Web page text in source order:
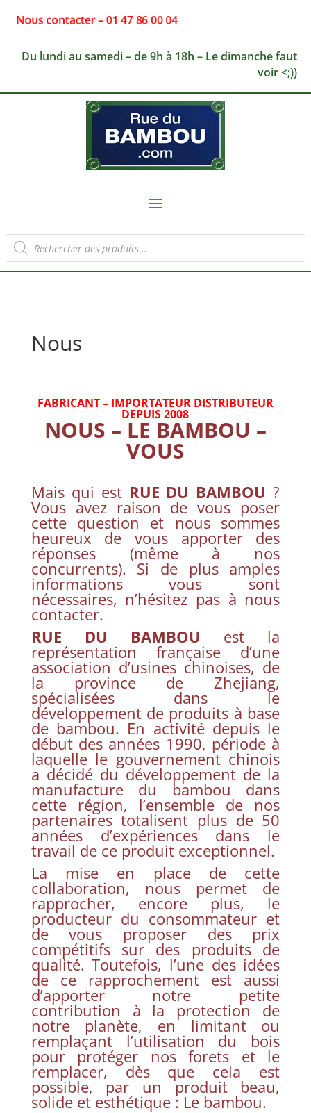
Nous contacter – 01 47 86 00 04
Du lundi au samedi – de 9h à 18h – Le dimanche faut
voir <;))
Recherche
de
produits
Nous
FABRICANT – IMPORTATEUR DISTRIBUTEUR
DEPUIS 2008
NOUS – LE BAMBOU –
VOUS
Mais qui est RUE DU BAMBOU ?
Vous avez raison de vous poser
cette question et nous sommes
heureux de vous apporter des
réponses (même à nos
concurrents). Si de plus amples
informations vous sont
nécessaires, n’hésitez pas à nous
contacter.
RUE DU BAMBOU est la
représentation française d’une
association d’usines chinoises, de
la province de Zhejiang,
spécialisées dans le
développement de produits à base
de bambou. En activité depuis le
début des années 1990, période à
laquelle le gouvernement chinois
a décidé du développement de la
manufacture du bambou dans
cette région, l’ensemble de nos
partenaires totalisent plus de 50
années d’expériences dans le
travail de ce produit exceptionnel.
La mise en place de cette
collaboration, nous permet de
rapprocher, encore plus, le
producteur du consommateur et
de vous proposer des prix
compétitifs sur des produits de
qualité. Toutefois, l’une des idées
de ce rapprochement est aussi
d’apporter notre petite
contribution à la protection de
notre planète, en limitant ou
remplaçant l’utilisation du bois
pour protéger nos forets et le
remplacer, dès que cela est
possible, par un produit beau,
solide et esthétique : Le bambou.